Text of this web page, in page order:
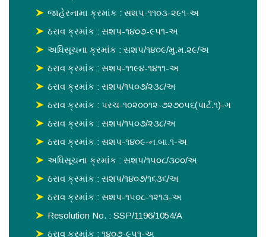
જાહેરનામા ક્રમાંક : સશપ-૧૧૦૩-૨૯૧-અ
ઠરાવ ક્રમાંક : સશપ-૧૪૦૭-૯૫૧-અ
અધિસૂચના ક્રમાંક : સશપ/૧૪૦૯/મુ.મ.૨૯/અ
ઠરાવ ક્રમાંક : સશપ-૧૧૯૪-૧૪૧૧-અ
ઠરાવ ક્રમાંક : સશપ/૧૫૦૭/૨૩૮/અ
ઠરાવ ક્રમાંક : પરચ-૧૦૨૦૦૧૨-૭૨૭૦૫૬(પાર્ટ.૧)-ગ
ઠરાવ ક્રમાંક : સશપ/૧૫૦૭/૨૩૮/અ
ઠરાવ ક્રમાંક : સશપ-૧૪૦૯-ન.બા.૧-અ
અધિસૂચના ક્રમાંક : સશપ/૧૫૦૮/૩૦૦/અ
ઠરાવ ક્રમાંક : સશપ/૧૪૦૭/૧૬૩૬/અ
ઠરાવ ક્રમાંક : સશપ-૧૫૦૮-૧૨૧૩-અ
Resolution No. : SSP/1196/1054/A
ઠરાવ ક્રમાંક : ૧૪૦૭-૯૫૧-અ